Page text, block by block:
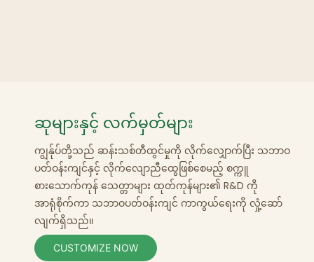
ဆုများနှင့် လက်မှတ်များ
ကျွန်ုပ်တို့သည် ဆန်းသစ်တီထွင်မှုကို လိုက်လျှောက်ပြီး သဘာဝ
ပတ်ဝန်းကျင်နှင့် လိုက်လျောညီထွေဖြစ်စေမည့် စက္ကူ
စားသောက်ကုန် သေတ္တာများ ထုတ်ကုန်များ၏ R&D ကို
အာရုံစိုက်ကာ သဘာဝပတ်ဝန်းကျင် ကာကွယ်ရေးကို လှုံ့ဆော်
လျက်ရှိသည်။
CUSTOMIZE NOW